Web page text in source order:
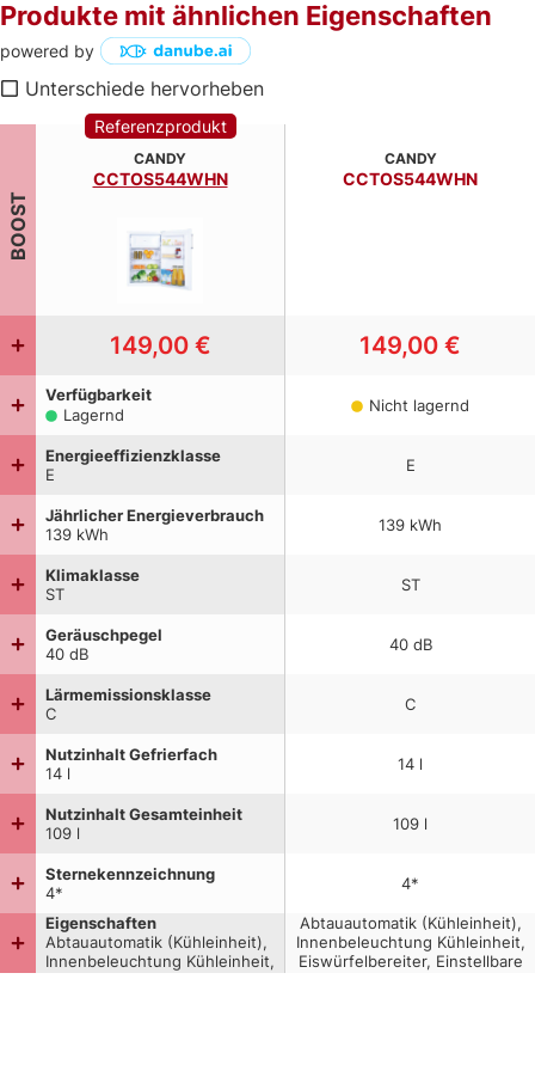
Produkte mit ähnlichen Eigenschaften
powered by
Unterschiede hervorheben
BOOST
Referenzprodukt
CANDY
CCTOS544WHN
149,00 €
Verfügbarkeit
Lagernd
Energieeffizienzklasse
E
Jährlicher Energieverbrauch
139 kWh
Klimaklasse
ST
Geräuschpegel
40 dB
Lärmemissionsklasse
C
Nutzinhalt Gefrierfach
14 l
Nutzinhalt Gesamteinheit
109 l
Sternekennzeichnung
4*
Eigenschaften
Abtauautomatik (Kühleinheit),
Innenbeleuchtung Kühleinheit,
CANDY
CCTOS544WHN
149,00 €
Nicht lagernd
E
139 kWh
ST
40 dB
C
14 l
109 l
4*
Abtauautomatik (Kühleinheit),
Innenbeleuchtung Kühleinheit,
Eiswürfelbereiter, Einstellbare